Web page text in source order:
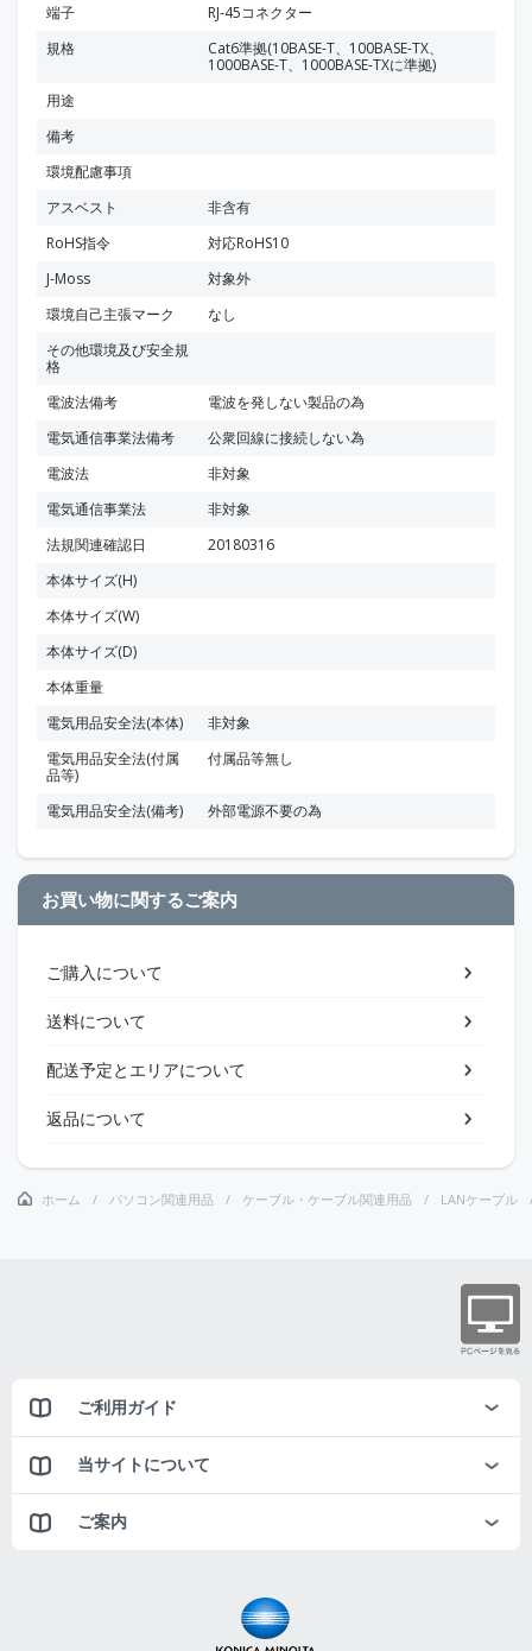
端子
RJ-45コネクター
規格
Cat6準拠(10BASE-T、100BASE-TX、
1000BASE-T、1000BASE-TXに準拠)
用途
備考
環境配慮事項
アスベスト
非含有
RoHS指令
対応RoHS10
J-Moss
対象外
環境自己主張マーク
なし
その他環境及び安全規
格
電波法備考
電波を発しない製品の為
電気通信事業法備考
公衆回線に接続しない為
電波法
非対象
電気通信事業法
非対象
法規関連確認日
20180316
本体サイズ(H)
本体サイズ(W)
本体サイズ(D)
本体重量
電気用品安全法(本体)
非対象
電気用品安全法(付属
品等)
付属品等無し
電気用品安全法(備考) 外部電源不要の為
お買い物に関するご案内
ご購入について
送料について
配送予定とエリアについて
返品について
ホーム パソコン関連用品 ケーブル・ケーブル関連用品 LANケーブル
ご利用ガイド
当サイトについて
ご案内